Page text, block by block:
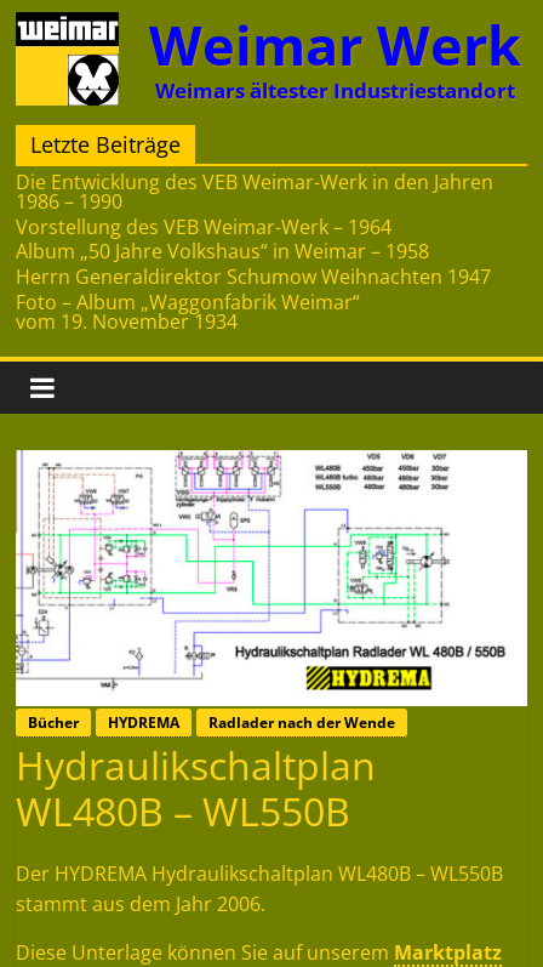
Zum
Inhalt
springen
Weimar Werk
Weimars ältester Industriestandort
Letzte Beiträge
Die Entwicklung des VEB Weimar-Werk in den Jahren
1986 – 1990
Vorstellung des VEB Weimar-Werk – 1964
Album „50 Jahre Volkshaus“ in Weimar – 1958
Herrn Generaldirektor Schumow Weihnachten 1947
Foto – Album „Waggonfabrik Weimar“
vom 19. November 1934
Bücher HYDREMA Radlader nach der Wende
Hydraulikschaltplan
WL480B – WL550B
Der HYDREMA Hydraulikschaltplan WL480B – WL550B
stammt aus dem Jahr 2006.
Diese Unterlage können Sie auf unserem Marktplatz